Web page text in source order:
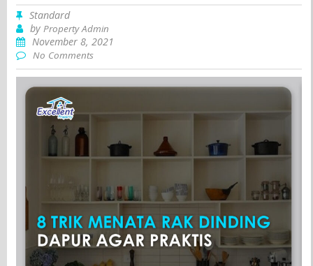
Standard
byProperty Admin
November 8, 2021
No Comments